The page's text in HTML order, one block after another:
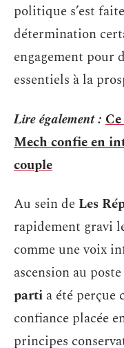
politique s’est
détermination
engagement pour
essentiels à la
Lire également :
Mech confie en
couple
Au sein de Les
rapidement gravi
comme une voix
ascension au
parti a été perçue
confiance placée
principes